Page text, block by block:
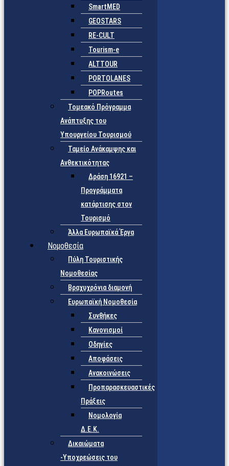
SmartMED
GEOSTARS
RE-CULT
Tourism-e
ALTTOUR
PORTOLANES
POPRoutes
Τομεακό Πρόγραμμα
Ανάπτυξης του
Υπουργείου Τουρισμού
Ταμείο Ανάκαμψης και
Ανθεκτικότητας
Δράση 16921 –
Προγράμματα
κατάρτισης στον
Τουρισμό
Άλλα Ευρωπαϊκά Έργα
Νομοθεσία
Πύλη Τουριστικής
Νομοθεσίας
Βραχυχρόνια διαμονή
Ευρωπαϊκή Νομοθεσία
Συνθήκες
Κανονισμοί
Οδηγίες
Αποφάσεις
Ανακοινώσεις
Προπαρασκευαστικές
Πράξεις
Νομολογία
Δ.Ε.Κ.
Δικαιώματα
-Υποχρεώσεις του